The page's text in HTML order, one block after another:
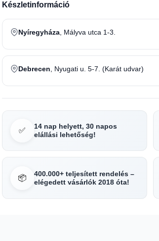
Készletinformáció
Nyíregyháza , Mályva utca 1-3.
Debrecen , Nyugati u. 5-7. (Karát udvar)
✅
14 nap helyett, 30 napos
elállási lehetőség!
📦
400.000+ teljesített rendelés –
elégedett vásárlók 2018 óta!